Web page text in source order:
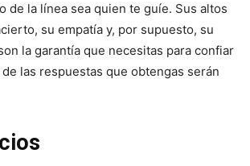
de la línea sea quien te guíe. Sus altos
su empatía y, por supuesto, su
la garantía que necesitas para confiar
las respuestas que obtengas serán